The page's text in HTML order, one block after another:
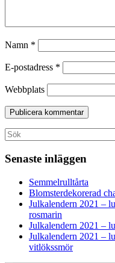
Namn *
E-postadress *
Webbplats
Search
for:
Senaste inläggen
Semmelrulltårta
Blomsterdekorerad
Julkalendern 2021 –
rosmarin
Julkalendern 2021 –
Julkalendern 2021 –
vitlökssmör